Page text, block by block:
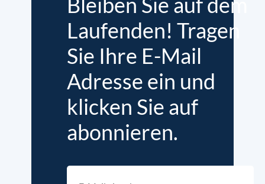
Laufenden! Tragen
Sie Ihre E-Mail
Adresse ein und
klicken Sie auf
abonnieren.